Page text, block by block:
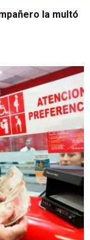
la multó